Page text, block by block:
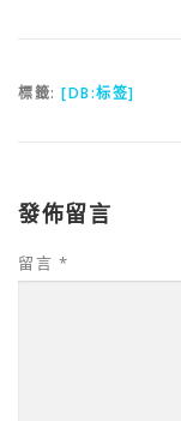
標籤: [DB:标签]
發佈留言
留言 *